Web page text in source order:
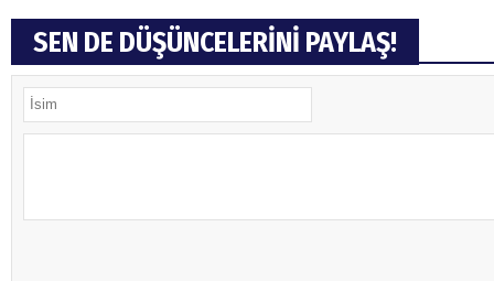
SEN DE DÜŞÜNCELERİNİ PAYLAŞ!